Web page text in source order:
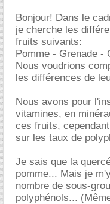
Bonjour! Dans le
je cherche les
fruits suivants:
Pomme - Grenade -
Nous voudrions
les différences de
Nous avons pour
vitamines, en
ces fruits,
sur les taux de
Je sais que la
pomme... Mais je
nombre de sous-
polyphénols...